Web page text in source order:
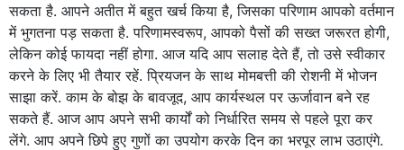
सकता है. आपने अतीत में बहुत खर्च किया है, जिसका परिणाम आपको वर्तमान
में भुगतना पड़ सकता है. परिणामस्वरूप, आपको पैसों की सख्त जरूरत होगी,
लेकिन कोई फायदा नहीं होगा. आज यदि आप सलाह देते हैं, तो उसे स्वीकार
करने के लिए भी तैयार रहें. प्रियजन के साथ मोमबत्ती की रोशनी में भोजन
साझा करें. काम के बोझ के बावजूद, आप कार्यस्थल पर ऊर्जावान बने रह
सकते हैं. आज आप अपने सभी कार्यों को निर्धारित समय से पहले पूरा कर
लेंगे. आप अपने छिपे हुए गुणों का उपयोग करके दिन का भरपूर लाभ उठाएंगे.